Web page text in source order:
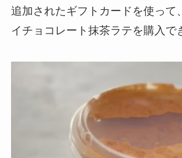
追加されたギフトカードを使って
イチョコレート抹茶ラテを購入で